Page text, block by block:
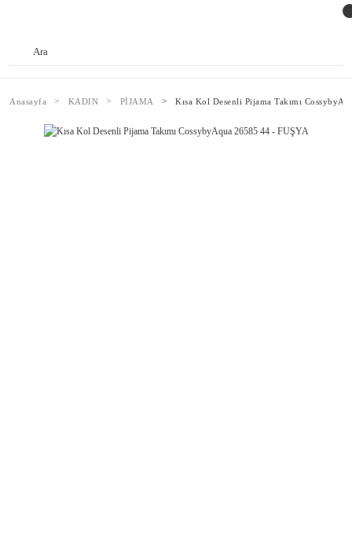
Anasayfa KADIN PİJAMA Kısa Kol Desenli Pijama Takımı